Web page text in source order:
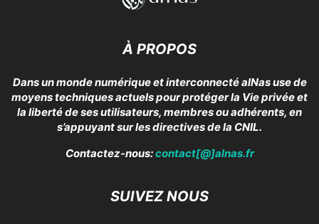
À PROPOS
Dans un monde numérique et interconnecté alNas use de
moyens techniques actuels pour protéger la Vie privée et
la liberté de ses utilisateurs, membres ou adhérents, en
s’appuyant sur les directives de la CNIL.
Contactez-nous:contact[@]alnas.fr
SUIVEZ NOUS